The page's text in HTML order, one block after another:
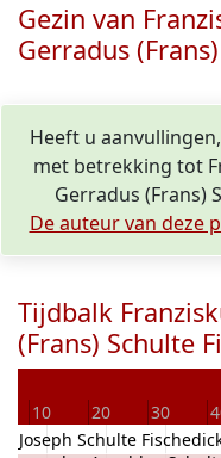
Gezin van
Gerradus
Heeft u
met betrekking tot
Gerradus (Frans)
De auteur van deze
Tijdbalk
(Frans) Schulte
10 20 30
Joseph Schulte